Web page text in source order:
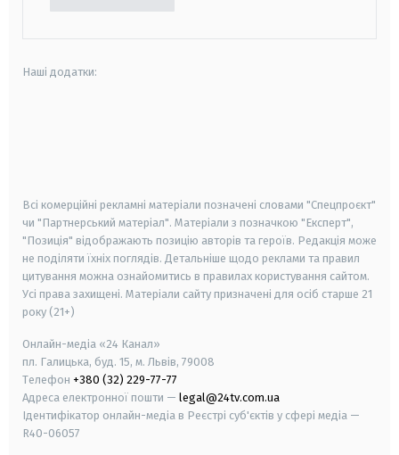
Наші додатки:
Всі комерційні рекламні матеріали позначені словами "Спецпроєкт"
чи "Партнерський матеріал". Матеріали з позначкою "Експерт",
"Позиція" відображають позицію авторів та героїв. Редакція може
не поділяти їхніх поглядів. Детальніше щодо реклами та правил
цитування можна ознайомитись в правилах користування сайтом.
Усі права захищені. Матеріали сайту призначені для осіб старше 21
року (21+)
Онлайн-медіа «24 Канал»
пл. Галицька, буд. 15, м. Львів, 79008
Телефон +380 (32) 229-77-77
Адреса електронної пошти — legal@24tv.com.ua
Ідентифікатор онлайн-медіа в Реєстрі суб'єктів у сфері медіа —
R40-06057